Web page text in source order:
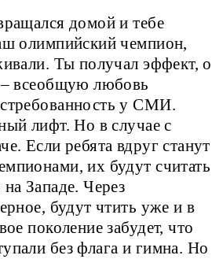
домой и тебе
олимпийский чемпион,
Ты получал эффект, о
– всеобщую любовь
у СМИ.
лифт. Но в случае с
Если ребята вдруг станут
их будут считать
Западе. Через
будут чтить уже и в
поколение забудет, что
без флага и гимна. Но